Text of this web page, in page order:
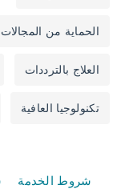
الحماية من
العلاج بالترددات
تكنولوجيا العافية
شروط الخدمة